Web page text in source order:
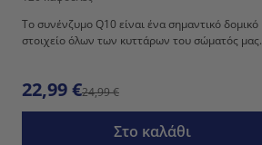
Το συνένζυμο Q10 είναι ένα σημαντικό δομικό
στοιχείο όλων των κυττάρων του σώματός μας.
22,99 €24,99 €
Στο καλάθι